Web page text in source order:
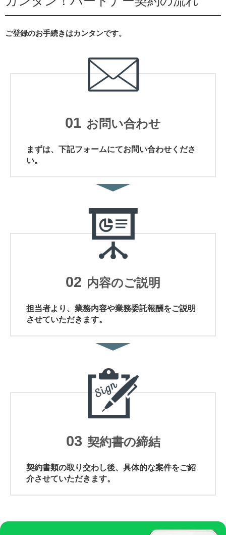
ご登録のお手続きはカンタンです。
01 お問い合わせ
まずは、下記フォームにてお問い合わせくださ
い。
02 内容のご説明
担当者より、業務内容や業務委託報酬をご説明
させていただきます。
03 契約書の締結
契約書類の取り交わし後、具体的な案件をご紹
介させていただきます。